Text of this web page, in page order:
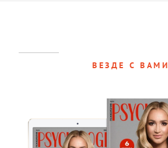
ВЕЗДЕ С ВАМИ